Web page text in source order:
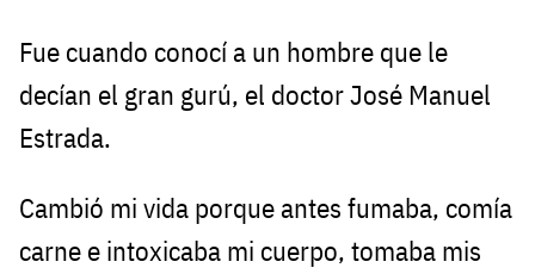
Fue cuando conocí a un hombre que le
decían el gran gurú, el doctor José Manuel
Estrada.
Cambió mi vida porque antes fumaba, comía
carne e intoxicaba mi cuerpo, tomaba mis